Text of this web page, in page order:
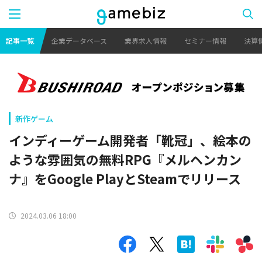
記事一覧 企業データベース 業界求人情報 セミナー情報 決算
新作ゲーム
インディーゲーム開発者「靴冠」、絵本の
ような雰囲気の無料RPG『メルヘンカン
ナ』をGoogle PlayとSteamでリリース
2024.03.06 18:00